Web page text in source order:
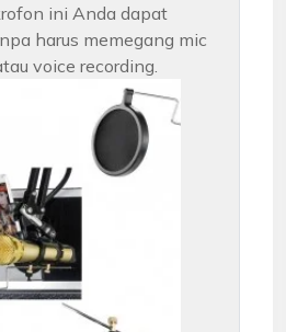
ini Anda dapat
harus memegang mic
voice recording.